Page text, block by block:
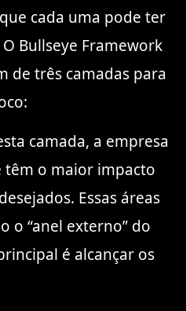
cada uma pode ter
Bullseye Framework
de três camadas para
camada, a empresa
têm o maior impacto
Essas áreas
o “anel externo” do
é alcançar os